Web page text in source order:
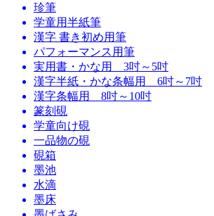
珍筆
学童用半紙筆
漢字 書き初め用筆
パフォーマンス用筆
実用書・かな用 3吋～5吋
漢字半紙・かな条幅用 6吋～7吋
漢字条幅用 8吋～10吋
篆刻硯
学童向け硯
一品物の硯
硯箱
墨池
水滴
墨床